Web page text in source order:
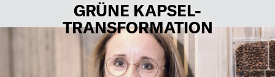
GRÜNE KAPSEL-
TRANSFORMATION